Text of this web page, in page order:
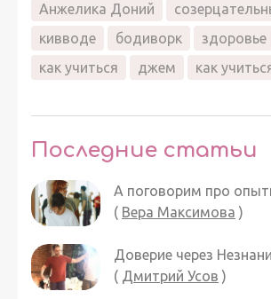
Анжелика Доний
кивводе
бодиворк
здоровье
как учиться
джем как
Последние статьи
А поговорим про
( Вера Максимова )
Доверие через
( Дмитрий Усов )